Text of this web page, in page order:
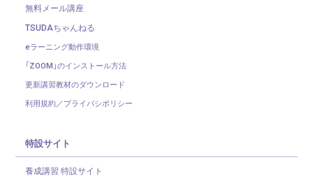
無料メール講座
TSUDAちゃんねる
eラーニング動作環境
「ZOOM」のインストール方法
更新講習教材のダウンロード
利用規約／プライバシポリシー
特設サイト
養成講習 特設サイト